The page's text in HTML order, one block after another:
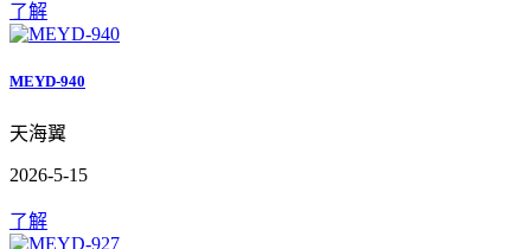
了解
MEYD-940
天海翼
2026-5-15
了解